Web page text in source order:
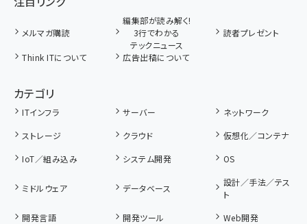
メルマガ購読
編集部が読み解く!
3行でわかる
テックニュース
読者プレゼント
Think ITについて 広告出稿について
カテゴリ
ITインフラ サーバー
ネットワーク
ストレージ
クラウド
仮想化／コンテナ
IoT／組み込み
システム開発 OS
ミドルウェア データベース
設計／手法／テス
ト
開発言語
開発ツール
Web開発